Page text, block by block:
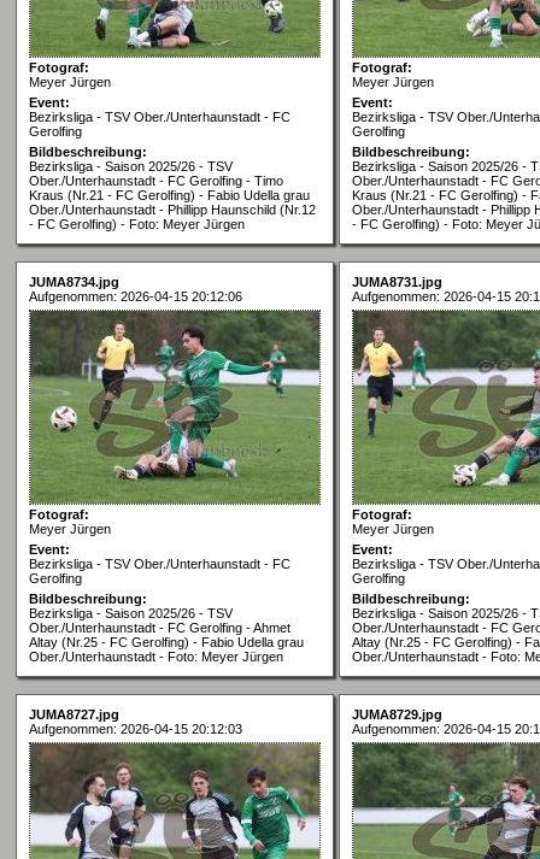
Fotograf:
Meyer Jürgen
Event:
Bezirksliga - TSV Ober./Unterhaunstadt - FC
Gerolfing
Bildbeschreibung:
Bezirksliga - Saison 2025/26 - TSV
Ober./Unterhaunstadt - FC Gerolfing - Timo
Kraus (Nr.21 - FC Gerolfing) - Fabio Udella grau
Ober./Unterhaunstadt - Phillipp Haunschild (Nr.12
- FC Gerolfing) - Foto: Meyer Jürgen
Fotograf:
Meyer Jürgen
Event:
Bezirksliga - TSV Ober./
Gerolfing
Bildbeschreibung:
Bezirksliga - Saison 2025/26 -
Ober./Unterhaunstadt - FC
Kraus (Nr.21 - FC Gerolfing) -
Ober./Unterhaunstadt - Phillipp
- FC Gerolfing) - Foto: Meyer
JUMA8734.jpg
Aufgenommen: 2026-04-15 20:12:06
Fotograf:
Meyer Jürgen
Event:
Bezirksliga - TSV Ober./Unterhaunstadt - FC
Gerolfing
Bildbeschreibung:
Bezirksliga - Saison 2025/26 - TSV
Ober./Unterhaunstadt - FC Gerolfing - Ahmet
Altay (Nr.25 - FC Gerolfing) - Fabio Udella grau
Ober./Unterhaunstadt - Foto: Meyer Jürgen
JUMA8731.jpg
Aufgenommen: 2026-04-15
Fotograf:
Meyer Jürgen
Event:
Bezirksliga - TSV Ober./
Gerolfing
Bildbeschreibung:
Bezirksliga - Saison 2025/26 -
Ober./Unterhaunstadt - FC
Altay (Nr.25 - FC Gerolfing) -
Ober./Unterhaunstadt - Foto:
JUMA8727.jpg
Aufgenommen: 2026-04-15 20:12:03
JUMA8729.jpg
Aufgenommen: 2026-04-15